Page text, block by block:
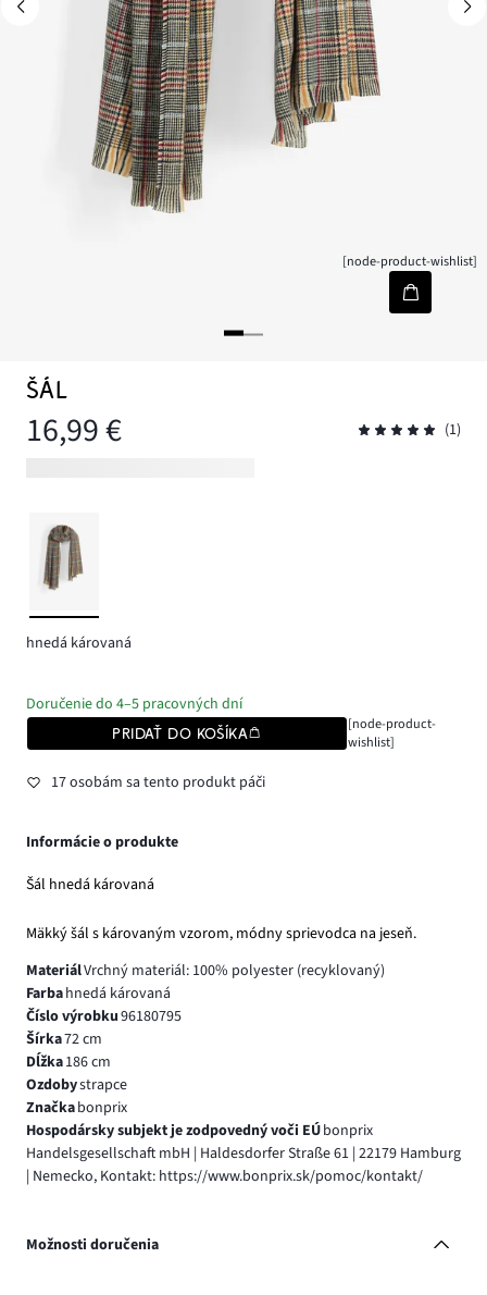
[node-product-wishlist]
ŠÁL
16,99 € (1)
hnedá károvaná
Doručenie do 4–5 pracovných dní
PRIDAŤ DO KOŠÍKA
[node-product-
wishlist]
17 osobám sa tento produkt páči
Informácie o produkte
Šál hnedá károvaná
Mäkký šál s károvaným vzorom, módny sprievodca na jeseň.
MateriálVrchný materiál: 100% polyester (recyklovaný)
Farbahnedá károvaná
Číslo výrobku96180795
Šírka72 cm
Dĺžka186 cm
Ozdobystrapce
Značkabonprix
Hospodársky subjekt je zodpovedný voči EÚbonprix
Handelsgesellschaft mbH | Haldesdorfer Straße 61 | 22179 Hamburg
| Nemecko, Kontakt: https://www.bonprix.sk/pomoc/kontakt/
Možnosti doručenia